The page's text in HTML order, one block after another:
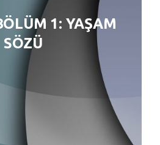
1: YAŞAM
SÖZÜ
1: YAŞAM
SÖZÜ